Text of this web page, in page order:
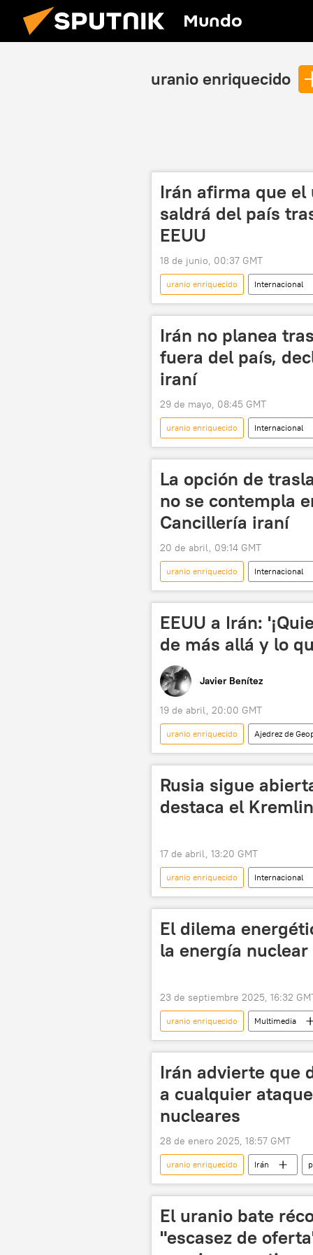
Mundo
uranio enriquecido
Irán afirma que
saldrá del país
EEUU
18 de junio, 00:37 GMT
uranio enriquecido Internacional
Teherán
uranio
Irán no planea
fuera del país,
iraní
29 de mayo, 08:45 GMT
uranio enriquecido Internacional
Estrecho de Ormuz
La opción de
no se contempla
Cancillería iraní
20 de abril, 09:14 GMT
uranio enriquecido Internacional
Programa nuclear de Irán
EEUU a Irán:
de más allá y lo
Javier Benítez
19 de abril, 20:00 GMT
uranio enriquecido Ajedrez de
James David Vance
EEUU
Rusia sigue
destaca el Kremlin
17 de abril, 13:20 GMT
uranio enriquecido Internacional
📰 Escalada entre EEUU, Israel e Irán
El dilema
la energía
23 de septiembre 2025, 16:32
uranio enriquecido Multimedia
planta nuclear
📊 Infografía
Irán advierte que
a cualquier
nucleares
28 de enero 2025, 18:57 GMT
uranio enriquecido Irán
🌍 Oriente Medio
armas
El uranio bate
"escasez de